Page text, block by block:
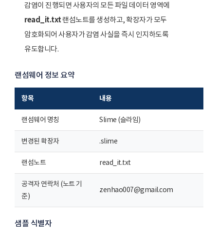
감염이 진행되면 사용자의 모든 파일 데이터 영역에
read_it.txt랜섬노트를 생성하고, 확장자가 모두
암호화되어 사용자가 감염 사실을 즉시 인지하도록
유도합니다.
랜섬웨어 정보 요약
항목 내용
랜섬웨어 명칭 Slime (슬라임)
변경된 확장자 .slime
랜섬노트 read_it.txt
공격자 연락처 (노트 기
준)
zenhao007@gmail.com
샘플 식별자